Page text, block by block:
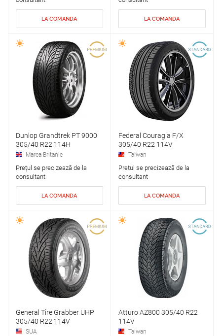
LA COMANDA LA COMANDA
Dunlop Grandtrek PT 9000
305/40 R22 114H
Marea Britanie
Prețul se precizează de la
consultant
LA COMANDA
Federal Couragia F/X
305/40 R22 114V
Taiwan
Prețul se precizează de la
consultant
LA COMANDA
General Tire Grabber UHP
305/40 R22 114V
SUA
Atturo AZ800 305/40 R22
114V
Taiwan